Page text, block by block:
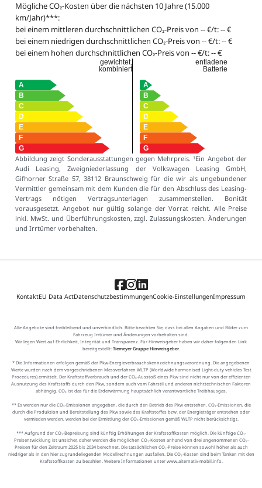
Mögliche CO₂-Kosten über die nächsten 10 Jahre (15.000
km/Jahr)***:
bei einem mittleren durchschnittlichen CO₂-Preis von -- €/t: -- €
bei einem niedrigen durchschnittlichen CO₂-Preis von -- €/t: -- €
bei einem hohen durchschnittlichen CO₂-Preis von -- €/t: -- €
gewichtet,
kombiniert
entladene
Batterie
Abbildung zeigt Sonderausstattungen gegen Mehrpreis. 1 Ein Angebot der
Audi Leasing, Zweigniederlassung der Volkswagen Leasing GmbH,
Gifhorner Straße 57, 38112 Braunschweig für die wir als ungebundener
Vermittler gemeinsam mit dem Kunden die für den Abschluss des Leasing-
Vertrags nötigen Vertragsunterlagen zusammenstellen. Bonität
vorausgesetzt. Angebot nur gültig solange der Vorrat reicht. Alle Preise
inkl. MwSt. und Überführungskosten, zzgl. Zulassungskosten. Änderungen
und Irrtümer vorbehalten.
KontaktEU Data ActDatenschutzbestimmungenCookie-EinstellungenImpressum
Alle Angebote sind freibleibend und unverbindlich. Bitte beachten Sie, dass bei allen Angaben und Bilder zum
Fahrzeug Irrtümer und Änderungen vorbehalten sind.
Wir legen Wert auf Ehrlichkeit, Integrität und Transparenz. Für Hinweisgeber haben wir daher folgenden Link
bereitgestellt: Tiemeyer Gruppe Hinweisgeber.
* Die Informationen erfolgen gemäß der Pkw-Energieverbrauchskennzeichnungsverordnung. Die angegebenen
Werte wurden nach dem vorgeschriebenen Messverfahren WLTP (Worldwide harmonised Light-duty vehicles Test
Procedures) ermittelt. Der Kraftstoffverbrauch und der CO₂-Ausstoß eines Pkw sind nicht nur von der effizienten
Ausnutzung des Kraftstoffs durch den Pkw, sondern auch vom Fahrstil und anderen nichttechnischen Faktoren
abhängig. CO₂ ist das für die Erderwärmung hauptsächlich verantwortliche Treibhausgas.
** Es werden nur die CO₂-Emissionen angegeben, die durch den Betrieb des Pkw entstehen. CO₂-Emissionen, die
durch die Produktion und Bereitstellung des Pkw sowie des Kraftstoffes bzw. der Energieträger entstehen oder
vermieden werden, werden bei der Ermittlung der CO₂-Emissionen gemäß WLTP nicht berücksichtigt.
*** Aufgrund der CO₂-Bepreisung sind künftig Erhöhungen der Kraftstoffkosten möglich. Die künftige CO₂-
Preisentwicklung ist unsicher, daher werden die möglichen CO₂-Kosten anhand von drei angenommenen CO₂-
Preisen für den Zeitraum 2025 bis 2034 berechnet. Die tatsächlichen CO₂-Preise können sowohl höher als auch
niedriger als in den hier zugrundeliegenden Modellrechnungen ausfallen. Die CO₂-Kosten sind beim Tanken mit den
Kraftstoffkosten zu bezahlen. Weitere Informationen unter www.alternativ-mobil.info.